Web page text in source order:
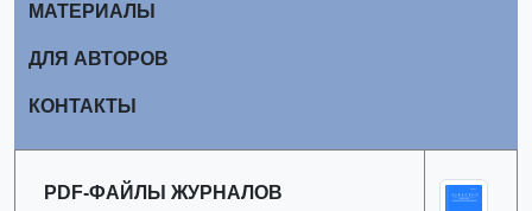
МАТЕРИАЛЫ
ДЛЯ АВТОРОВ
КОНТАКТЫ
PDF-ФАЙЛЫ ЖУРНАЛОВ